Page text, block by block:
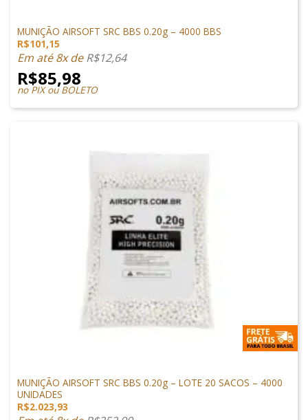
MUNIÇÃO AIRSOFT SRC BBS 0.20g – 4000 BBS
R$101,15
Em até 8x deR$12,64
R$85,98
no PIX ou BOLETO
MUNIÇÃO AIRSOFT SRC BBS 0.20g – LOTE 20 SACOS – 4000
UNIDADES
R$2.023,93